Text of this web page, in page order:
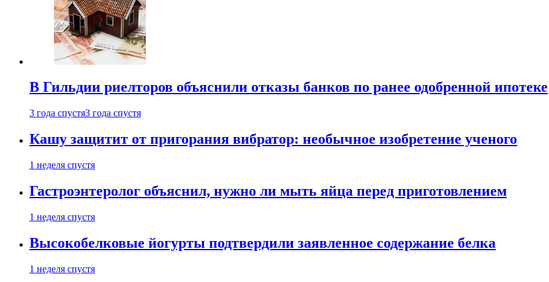
В Гильдии риелторов объяснили отказы банков по ранее одобренной ипотеке
3 года спустя3 года спустя
Кашу защитит от пригорания вибратор: необычное изобретение ученого
1 неделя спустя
Гастроэнтеролог объяснил, нужно ли мыть яйца перед приготовлением
1 неделя спустя
Высокобелковые йогурты подтвердили заявленное содержание белка
1 неделя спустя